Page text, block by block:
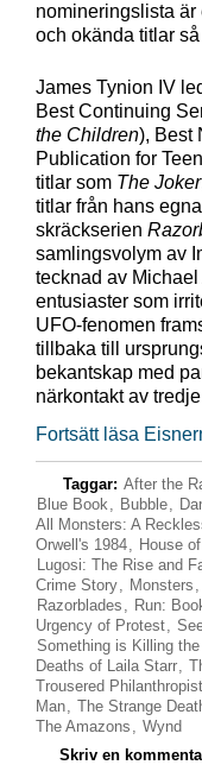
nomineringslista
och okända titlar
James Tynion IV
Best Continuing
the Children), Best
Publication for
titlar som The Joker
titlar från hans
skräckserien
samlingsvolym av
tecknad av
entusiaster som
UFO-fenomen
tillbaka till
bekantskap med
närkontakt av
Fortsätt läsa
Taggar: After the
Blue Book, Bubble,
All Monsters: A
Orwell's 1984, House
Lugosi: The Rise and
Crime Story, Monsters ,
Razorblades , Run:
Urgency of Protest,
Something is Killing
Deaths of Laila Starr,
Trousered
Man, The Strange
The Amazons , Wynd
Skriv en